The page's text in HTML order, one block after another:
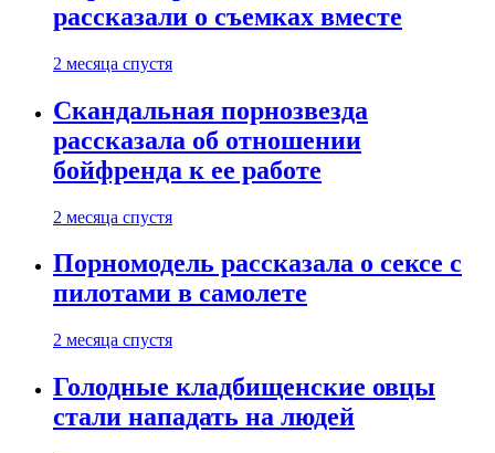
рассказали о съемках вместе
2 месяца спустя
Скандальная порнозвезда
рассказала об отношении
бойфренда к ее работе
2 месяца спустя
Порномодель рассказала о сексе с
пилотами в самолете
2 месяца спустя
Голодные кладбищенские овцы
стали нападать на людей